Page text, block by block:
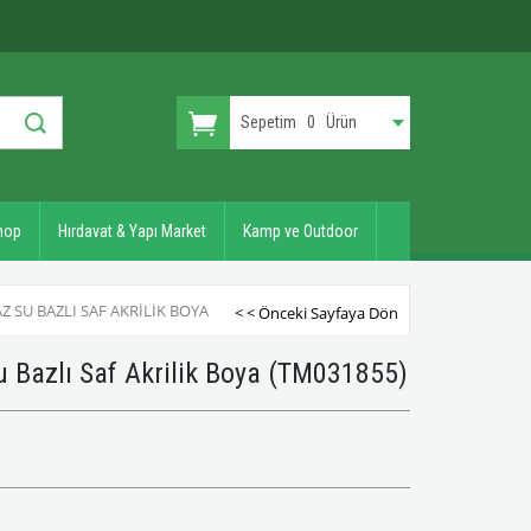
Sepetim 0 Ürün
Hırdavat & Yapı Market Kamp ve Outdoor
SU BAZLI SAF AKRILIK BOYA < < Önceki Sayfaya Dön
Saf Akrilik Boya (TM031855)